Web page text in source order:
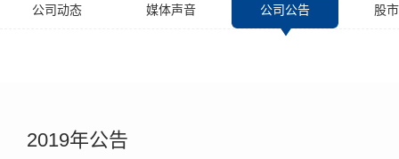
公司动态 媒体声音 公司公告 股
2019年公告